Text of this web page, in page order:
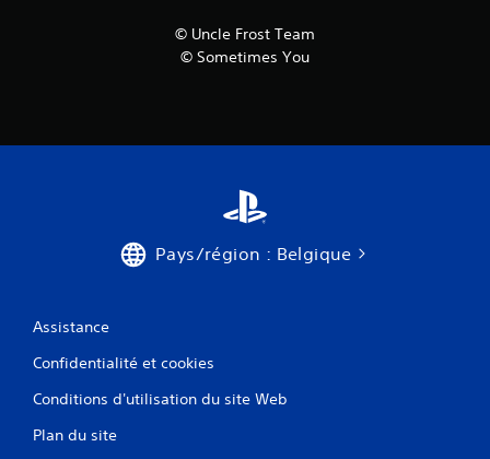
© Uncle Frost Team
© Sometimes You
Pays/région : Belgique
Assistance
Confidentialité et cookies
Conditions d'utilisation du site Web
Plan du site